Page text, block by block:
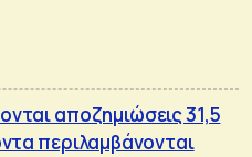
αποζημιώσεις 31,5
περιλαμβάνονται